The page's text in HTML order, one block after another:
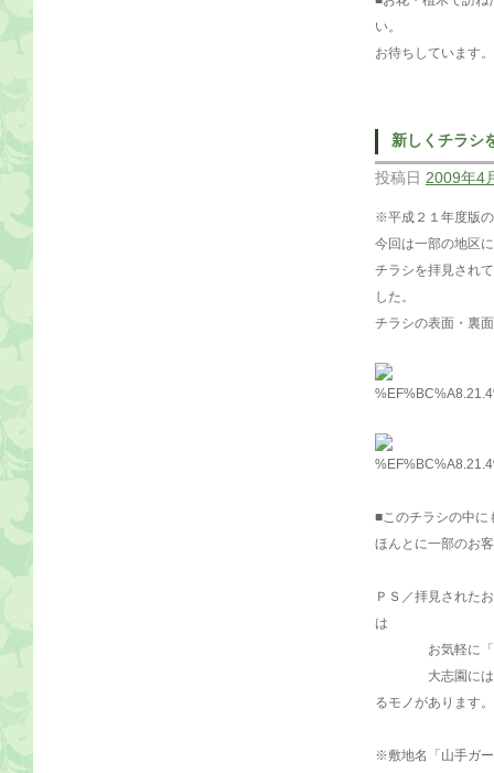
い。
お待ちしています。
新しくチラシ
投稿日 2009年4
※平成２１年度版
今回は一部の地区
チラシを拝見され
した。
チラシの表面・裏
■このチラシの中に
ほんとに一部のお
ＰＳ／拝見された
は
お気軽に「大
大志園には、モ
るモノがあります。
※敷地名「山手ガ